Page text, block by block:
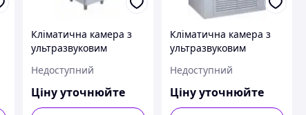
Кліматична камера з
ультразвуковим
Aparatura KK 700
TOP+INOX/G
Недоступний
Ціну уточнюйте
Кліматична камера з
ультразвуковим
Aparatura KK 750
TOP+INOX/G
Недоступний
Ціну уточнюйте